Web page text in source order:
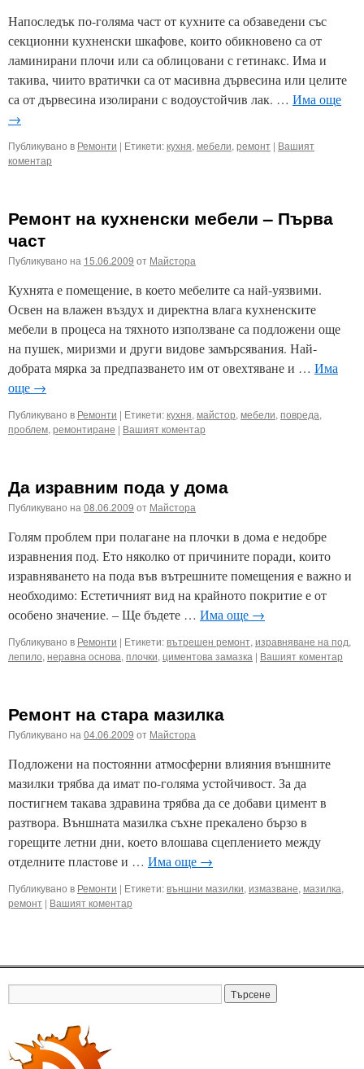
Напоследък по-голяма част от кухните са обзаведени със
секционни кухненски шкафове, които обикновено са от
ламинирани плочи или са облицовани с гетинакс. Има и
такива, чиито вратички са от масивна дървесина или целите
са от дървесина изолирани с водоустойчив лак. … Има още
→
Публикувано в Ремонти | Етикети:кухня, мебели, ремонт | Вашият
коментар
Ремонт на кухненски мебели – Първа
част
Публикувано на 15.06.2009 от Майстора
Кухнята е помещение, в което мебелите са най-уязвими.
Освен на влажен въздух и директна влага кухненските
мебели в процеса на тяхното използване са подложени още
на пушек, миризми и други видове замърсявания. Най-
добрата мярка за предпазването им от овехтяване и … Има
още →
Публикувано в Ремонти | Етикети:кухня, майстор, мебели, повреда,
проблем, ремонтиране | Вашият коментар
Да изравним пода у дома
Публикувано на 08.06.2009 от Майстора
Голям проблем при полагане на плочки в дома е недобре
изравнения под. Ето няколко от причините поради, които
изравняването на пода във вътрешните помещения е важно и
необходимо: Естетичният вид на крайното покритие е от
особено значение. – Ще бъдете … Има още →
Публикувано в Ремонти | Етикети:вътрешен ремонт, изравняване на под,
лепило, неравна основа, плочки, циментова замазка | Вашият коментар
Ремонт на стара мазилка
Публикувано на 04.06.2009 от Майстора
Подложени на постоянни атмосферни влияния външните
мазилки трябва да имат по-голяма устойчивост. За да
постигнем такава здравина трябва да се добави цимент в
разтвора. Външната мазилка съхне прекалено бързо в
горещите летни дни, което влошава сцеплението между
отделните пластове и … Има още →
Публикувано в Ремонти | Етикети:външни мазилки, измазване, мазилка,
ремонт | Вашият коментар